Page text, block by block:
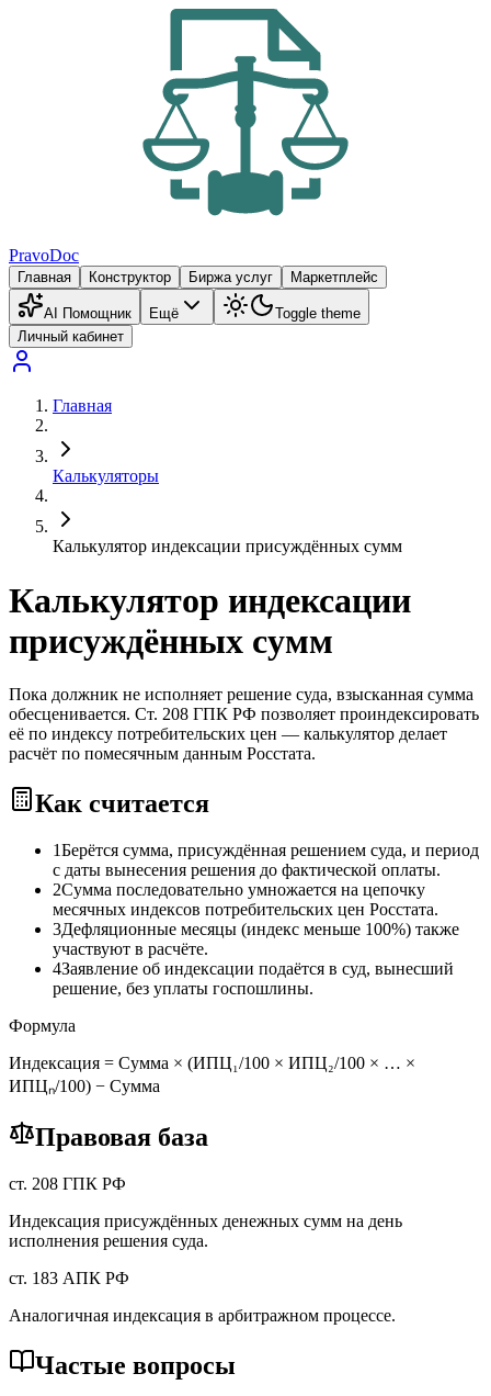
PravoDoc
Главная Конструктор Биржа услуг Маркетплейс
AI Помощник Ещё
Toggle theme
Личный кабинет
Главная
Калькуляторы
Калькулятор индексации присуждённых сумм
Калькулятор индексации
присуждённых сумм
Пока должник не исполняет решение суда, взысканная сумма
обесценивается. Ст. 208 ГПК РФ позволяет проиндексировать
её по индексу потребительских цен — калькулятор делает
расчёт по помесячным данным Росстата.
Как считается
1Берётся сумма, присуждённая решением суда, и период
с даты вынесения решения до фактической оплаты.
2Сумма последовательно умножается на цепочку
месячных индексов потребительских цен Росстата.
3Дефляционные месяцы (индекс меньше 100%) также
участвуют в расчёте.
4Заявление об индексации подаётся в суд, вынесший
решение, без уплаты госпошлины.
Формула
Индексация = Сумма × (ИПЦ₁/100 × ИПЦ₂/100 × … ×
ИПЦₙ/100) − Сумма
Правовая база
ст. 208 ГПК РФ
Индексация присуждённых денежных сумм на день
исполнения решения суда.
ст. 183 АПК РФ
Аналогичная индексация в арбитражном процессе.
Частые вопросы